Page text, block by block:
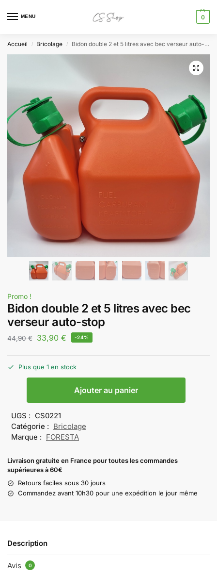
MENU 0
Accueil / Bricolage / Bidon double 2 et 5 litres avec bec verseur auto-stop
Promo !
Bidon double 2 et 5 litres avec bec
verseur auto-stop
44,90€ 33,90 € -24%
Plus que 1 en stock
Ajouter au panier
UGS : CS0221
Catégorie : Bricolage
Marque : FORESTA
Livraison gratuite en France pour toutes les commandes
supérieures à 60€
Retours faciles sous 30 jours
Commandez avant 10h30 pour une expédition le jour même
Description
Avis 0